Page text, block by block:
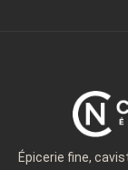
Épicerie fine,